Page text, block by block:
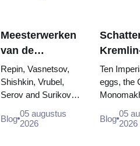
Meesterwerken
van de
Tretjakovgalerij:
De schilderijen
waarvoor u uw
reis kunt
plannen
Repin, Vasnetsov,
Shishkin, Vrubel,
Serov and Surikov
stop people, where
Blog 05 augustus
2026
tronen
Ten
eggs, the
boy tsars
Blog 05
2026